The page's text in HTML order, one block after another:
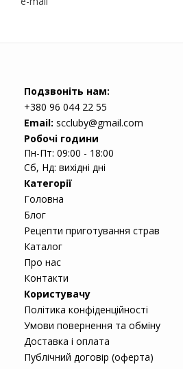
Подзвоніть нам:
+380 96 044 22 55
Email: sccluby@gmail.com
Робочі години
Пн-Пт: 09:00 - 18:00
Сб, Нд: вихідні дні
Категорії
Головна
Блог
Рецепти приготування страв
Каталог
Про нас
Контакти
Користувачу
Політика конфіденційності
Умови повернення та обміну
Доставка і оплата
Публічний договір (оферта)